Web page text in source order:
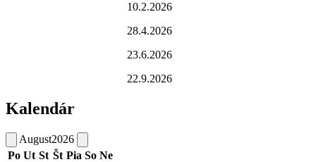
10.2.2026
28.4.2026
23.6.2026
22.9.2026
Kalendár
August2026
Po Ut St Št Pia So Ne